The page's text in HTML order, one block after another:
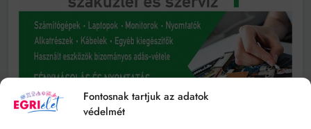
Fontosnak tartjuk az adatok
védelmét